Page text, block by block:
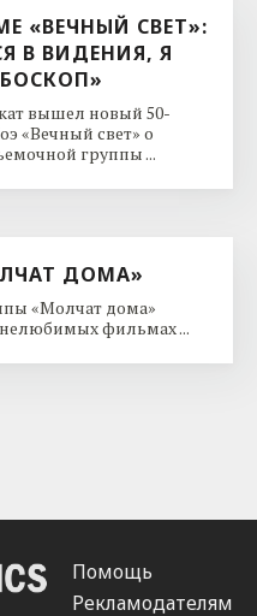
«ВЕЧНЫЙ СВЕТ»:
В ВИДЕНИЯ, Я
вышел новый 50-
«Вечный свет» о
группы ...
ДОМА»
«Молчат дома»
фильмах ...
Помощь
Рекламодателям